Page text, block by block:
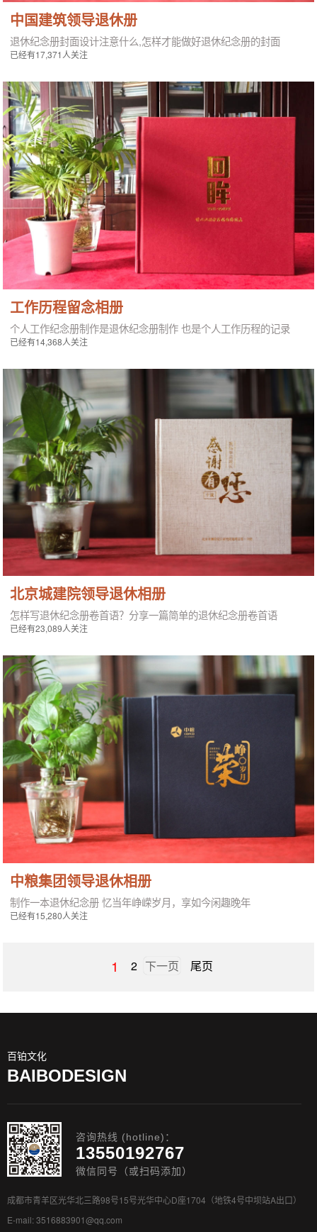
中国建筑领导退休册
退休纪念册封面设计注意什么,怎样才能做好退休纪念册的封面
已经有17,371人关注
工作历程留念相册
个人工作纪念册制作是退休纪念册制作 也是个人工作历程的记录
已经有14,368人关注
北京城建院领导退休相册
怎样写退休纪念册卷首语？分享一篇简单的退休纪念册卷首语
已经有23,089人关注
中粮集团领导退休相册
制作一本退休纪念册 忆当年峥嵘岁月，享如今闲趣晚年
已经有15,280人关注
1 2 下一页 尾页
百铂文化
BAIBODESIGN
咨询热线 (hotline)：
13550192767
微信同号（或扫码添加）
成都市青羊区光华北三路98号15号光华中心D座1704（地铁4号中坝站A出口）
E-mail: 3516883901@qq.com